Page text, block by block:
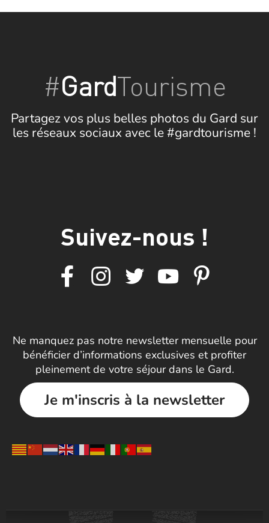
#GardTourisme
Partagez vos plus belles photos du Gard sur
les réseaux sociaux avec le #gardtourisme !
Suivez-nous !
Ne manquez pas notre newsletter mensuelle pour
bénéficier d’informations exclusives et profiter
pleinement de votre séjour dans le Gard.
Je m'inscris à la newsletter